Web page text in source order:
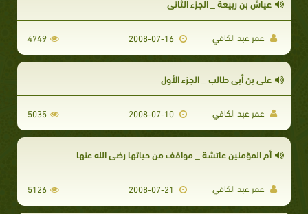
عياش بن ربيعة _ الجزء الثاني
عمر عبد الكافي 4749
على بن أبي طالب _ الجزء الأول
عمر عبد الكافي 5035
أم المؤمنين عائشة _ مواقف من حياتها رضي الله عنها
عمر عبد الكافي 5126